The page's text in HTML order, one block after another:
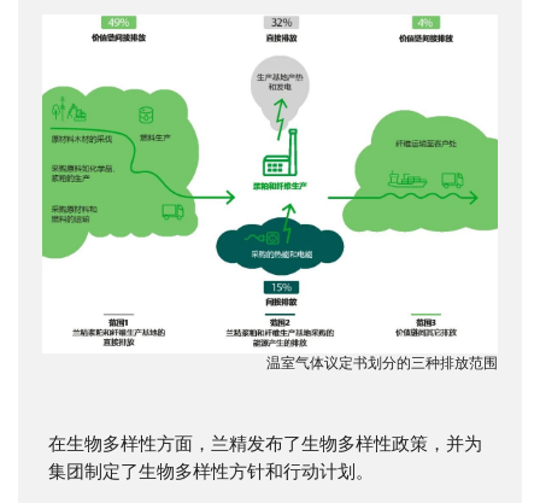
温室气体议定书划分的三种排放范围
在生物多样性方面，兰精发布了生物多样性政策，并为
集团制定了生物多样性方针和行动计划。